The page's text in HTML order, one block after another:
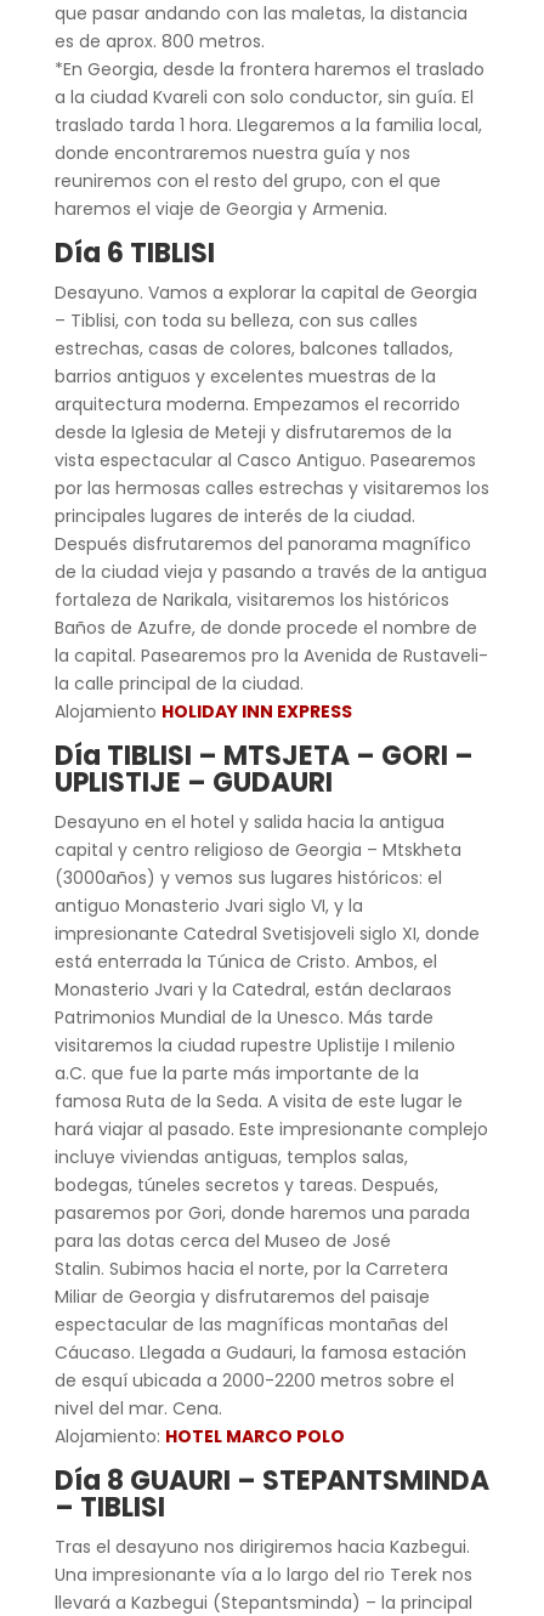
que pasar andando con las maletas, la distancia
es de aprox. 800 metros.
*En Georgia, desde la frontera haremos el traslado
a la ciudad Kvareli con solo conductor, sin guía. El
traslado tarda 1 hora. Llegaremos a la familia local,
donde encontraremos nuestra guía y nos
reuniremos con el resto del grupo, con el que
haremos el viaje de Georgia y Armenia.
Día 6 TIBLISI
Desayuno. Vamos a explorar la capital de Georgia
– Tiblisi, con toda su belleza, con sus calles
estrechas, casas de colores, balcones tallados,
barrios antiguos y excelentes muestras de la
arquitectura moderna. Empezamos el recorrido
desde la Iglesia de Meteji y disfrutaremos de la
vista espectacular al Casco Antiguo. Pasearemos
por las hermosas calles estrechas y visitaremos los
principales lugares de interés de la ciudad.
Después disfrutaremos del panorama magnífico
de la ciudad vieja y pasando a través de la antigua
fortaleza de Narikala, visitaremos los históricos
Baños de Azufre, de donde procede el nombre de
la capital. Pasearemos pro la Avenida de Rustaveli-
la calle principal de la ciudad.
Alojamiento HOLIDAY INN EXPRESS
Día TIBLISI – MTSJETA – GORI –
UPLISTIJE – GUDAURI
Desayuno en el hotel y salida hacia la antigua
capital y centro religioso de Georgia – Mtskheta
(3000años) y vemos sus lugares históricos: el
antiguo Monasterio Jvari siglo VI, y la
impresionante Catedral Svetisjoveli siglo XI, donde
está enterrada la Túnica de Cristo. Ambos, el
Monasterio Jvari y la Catedral, están declaraos
Patrimonios Mundial de la Unesco. Más tarde
visitaremos la ciudad rupestre Uplistije I milenio
a.C. que fue la parte más importante de la
famosa Ruta de la Seda. A visita de este lugar le
hará viajar al pasado. Este impresionante complejo
incluye viviendas antiguas, templos salas,
bodegas, túneles secretos y tareas. Después,
pasaremos por Gori, donde haremos una parada
para las dotas cerca del Museo de José
Stalin. Subimos hacia el norte, por la Carretera
Miliar de Georgia y disfrutaremos del paisaje
espectacular de las magníficas montañas del
Cáucaso. Llegada a Gudauri, la famosa estación
de esquí ubicada a 2000-2200 metros sobre el
nivel del mar. Cena.
Alojamiento: HOTEL MARCO POLO
Día 8 GUAURI – STEPANTSMINDA
– TIBLISI
Tras el desayuno nos dirigiremos hacia Kazbegui.
Una impresionante vía a lo largo del rio Terek nos
llevará a Kazbegui (Stepantsminda) – la principal